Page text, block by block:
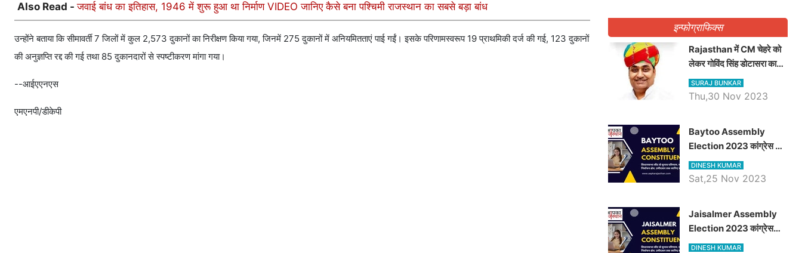
Also Read -जवाई बांध का इतिहास, 1946 में शुरू हुआ था निर्माण VIDEO जानिए कैसे बना पश्चिमी राजस्थान का सबसे बड़ा बांध
उन्होंने बताया कि सीमावर्ती 7 जिलों में कुल 2,573 दुकानों का निरीक्षण किया गया, जिनमें 275 दुकानों में अनियमितताएं पाई गईं। इसके परिणामस्वरूप 19 प्राथमिकी दर्ज की गई, 123 दुकानों
की अनुज्ञप्ति रद्द की गई तथा 85 दुकानदारों से स्पष्टीकरण मांगा गया।
--आईएएनएस
एमएनपी/डीकेपी
इन्फोग्राफिक्स
Rajasthan में CM चेहरे को
लेकर गोविंद सिंह डोटासरा का
बड़ा बयान आया सामने, जानें
विचार
SURAJ BUNKAR
Thu,30 Nov 2023
Baytoo Assembly
Election 2023 कांग्रेस से
हरीश चौधरी तो बालाराम मुंड होंगे
भाजपा उम्मीदवार, जानिये बायतू
DINESH KUMAR
Sat,25 Nov 2023
​​​​​​​Jaisalmer Assembly
Election 2023 कांग्रेस
रूपा राम मेघवाल तो छोटु सिंह
DINESH KUMAR